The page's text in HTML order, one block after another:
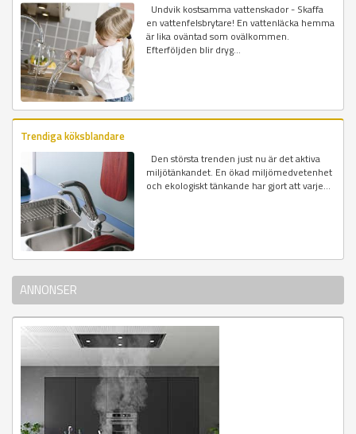
Undvik kostsamma vattenskador - Skaffa
en vattenfelsbrytare! En vattenläcka hemma
är lika oväntad som ovälkommen.
Efterföljden blir dryg...
Trendiga köksblandare
Den största trenden just nu är det aktiva
miljötänkandet. En ökad miljömedvetenhet
och ekologiskt tänkande har gjort att varje...
ANNONSER